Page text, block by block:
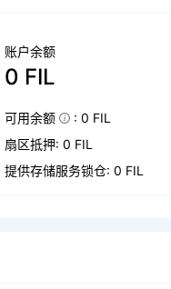
账户余额
0 FIL
可用余额
: 0 FIL
扇区抵押: 0 FIL
提供存储服务锁仓: 0 FIL